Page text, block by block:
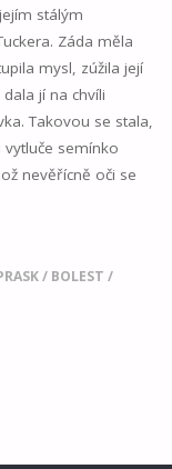
stálým
Záda měla
mysl, zúžila její
jí na chvíli
Takovou se stala,
semínko
nevěřícně oči se
/ BOLEST /